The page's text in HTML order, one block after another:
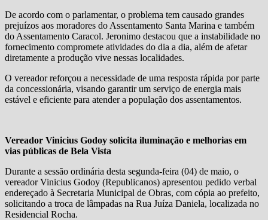
De acordo com o parlamentar, o problema tem causado grandes
prejuízos aos moradores do Assentamento Santa Marina e também
do Assentamento Caracol. Jeronimo destacou que a instabilidade no
fornecimento compromete atividades do dia a dia, além de afetar
diretamente a produção vive nessas localidades.
O vereador reforçou a necessidade de uma resposta rápida por parte
da concessionária, visando garantir um serviço de energia mais
estável e eficiente para atender a população dos assentamentos.
Vereador Vinicius Godoy solicita iluminação e melhorias em
vias públicas de Bela Vista
Durante a sessão ordinária desta segunda-feira (04) de maio, o
vereador Vinicius Godoy (Republicanos) apresentou pedido verbal
endereçado à Secretaria Municipal de Obras, com cópia ao prefeito,
solicitando a troca de lâmpadas na Rua Juíza Daniela, localizada no
Residencial Rocha.